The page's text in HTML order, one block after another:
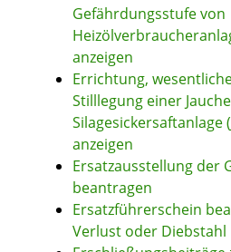
Gefährdungsstufe von
anzeigen
Errichtung,
Stilllegung einer
Silagesickersaftanlage
anzeigen
Ersatzausstellung der
beantragen
Ersatzführerschein
Verlust oder Diebstahl